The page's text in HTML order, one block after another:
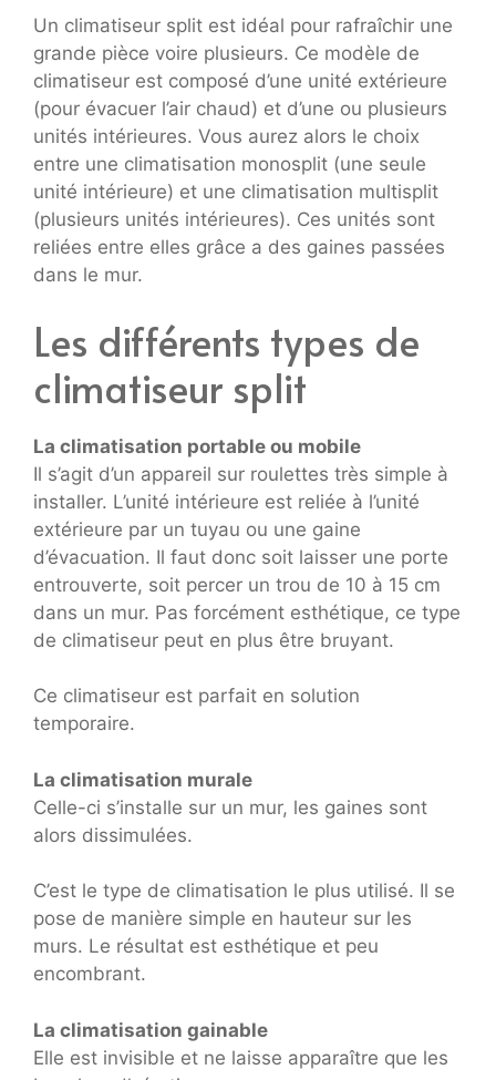
Un climatiseur split est idéal pour rafraîchir une
grande pièce voire plusieurs. Ce modèle de
climatiseur est composé d’une unité extérieure
(pour évacuer l’air chaud) et d’une ou plusieurs
unités intérieures. Vous aurez alors le choix
entre une climatisation monosplit (une seule
unité intérieure) et une climatisation multisplit
(plusieurs unités intérieures). Ces unités sont
reliées entre elles grâce a des gaines passées
dans le mur.
Les différents types de
climatiseur split
La climatisation portable ou mobile
Il s’agit d’un appareil sur roulettes très simple à
installer. L’unité intérieure est reliée à l’unité
extérieure par un tuyau ou une gaine
d’évacuation. Il faut donc soit laisser une porte
entrouverte, soit percer un trou de 10 à 15 cm
dans un mur. Pas forcément esthétique, ce type
de climatiseur peut en plus être bruyant.
Ce climatiseur est parfait en solution
temporaire.
La climatisation murale
Celle-ci s’installe sur un mur, les gaines sont
alors dissimulées.
C’est le type de climatisation le plus utilisé. Il se
pose de manière simple en hauteur sur les
murs. Le résultat est esthétique et peu
encombrant.
La climatisation gainable
Elle est invisible et ne laisse apparaître que les